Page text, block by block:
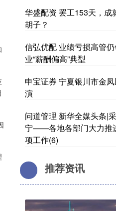
华盛配资 罢工153天，
胡子？
信弘优配 业绩亏损高管
业“薪酬偏高”典型
申宝证券 宁夏银川市金
演
问道管理 新华全媒头条|
宁——各地各部门大力推
项工作(6)
推荐资讯